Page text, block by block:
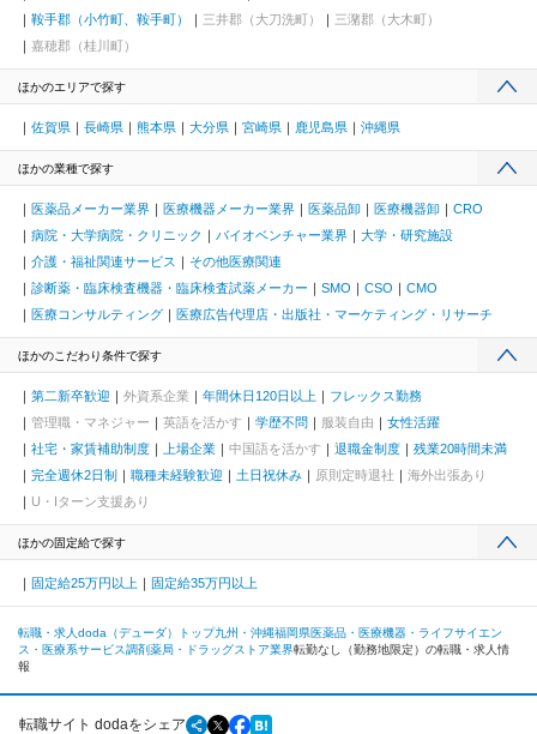
鞍手郡（小竹町、鞍手町）
三井郡（大刀洗町）
三潴郡（大木町）
嘉穂郡（桂川町）
ほかのエリアで探す
佐賀県 長崎県 熊本県 大分県 宮崎県 鹿児島県 沖縄県
ほかの業種で探す
医薬品メーカー業界 医療機器メーカー業界 医薬品卸 医療機器卸
CRO
病院・大学病院・クリニック
バイオベンチャー業界
大学・研究施設
介護・福祉関連サービス
その他医療関連
診断薬・臨床検査機器・臨床検査試薬メーカー
SMO CSO
CMO
医療コンサルティング
医療広告代理店・出版社・マーケティング・リサーチ
ほかのこだわり条件で探す
第二新卒歓迎 外資系企業 年間休日120日以上
フレックス勤務
管理職・マネジャー
英語を活かす 学歴不問 服装自由
女性活躍
社宅・家賃補助制度
上場企業 中国語を活かす 退職金制度
残業20時間未満
完全週休2日制
職種未経験歓迎 土日祝休み 原則定時退社
海外出張あり
U・Iターン支援あり
ほかの固定給で探す
固定給25万円以上 固定給35万円以上
転職・求人doda（デューダ）トップ九州・沖縄福岡県医薬品・医療機器・ライフサイエン
ス・医療系サービス調剤薬局・ドラッグストア業界転勤なし（勤務地限定）の転職・求人情
報
転職サイト dodaをシェア